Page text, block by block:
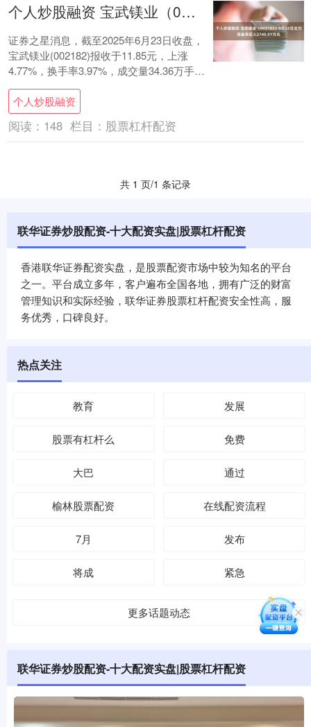
个人炒股融资 宝武镁业（002182）6月23日主力资金净买入2740.07万元
证券之星消息，截至2025年6月23日收盘，
宝武镁业(002182)报收于11.85元，上涨
4.77%，换手率3.97%，成交量34.36万手，
成交额4.03亿....
个人炒股融资
阅读： 148 栏目： 股票杠杆配资
共 1 页/1 条记录
联华证券炒股配资-十大配资实盘|股票杠杆配资
香港联华证券配资实盘，是股票配资市场中较为知名的平台
之一。平台成立多年，客户遍布全国各地，拥有广泛的财富
管理知识和实际经验，联华证券股票杠杆配资安全性高，服
务优秀，口碑良好。
热点关注
教育 发展
股票有杠杆么 免费
大巴 通过
榆林股票配资 在线配资流程
7月 发布
将成 紧急
更多话题动态
联华证券炒股配资-十大配资实盘|股票杠杆配资